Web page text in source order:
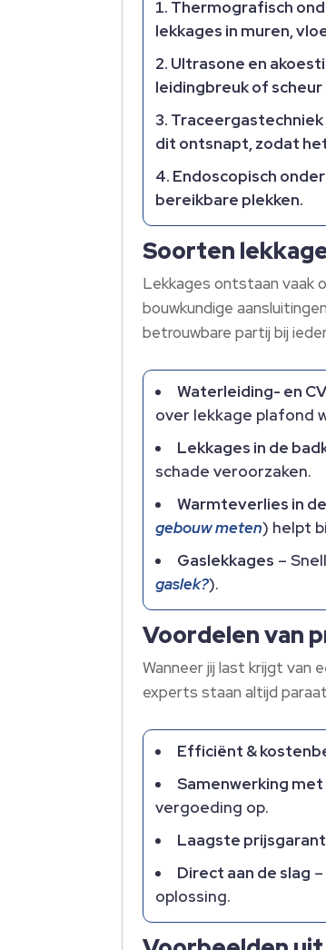
Thermografisch
lekkages in muren,
Ultrasone en
leidingbreuk of
Traceergastechniek
dit ontsnapt, zodat
Endoscopisch
bereikbare plekken.​
Soorten
Lekkages ontstaan vaak
bouwkundige
betrouwbare partij bij
Waterleiding- en
over lekkage plafond
Lekkages in de
schade veroorzaken.​
Warmteverlies in
gebouw meten) helpt
Gaslekkages –
gaslek?).​
Voordelen van
Wanneer jij last krijgt van
experts staan altijd
Efficiënt &
Samenwerking
vergoeding op.​
Laagste
Direct aan de slag
oplossing.​